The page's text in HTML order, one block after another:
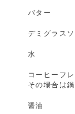
バタ
デミグラ
水
コーヒー
その場合は
醤油